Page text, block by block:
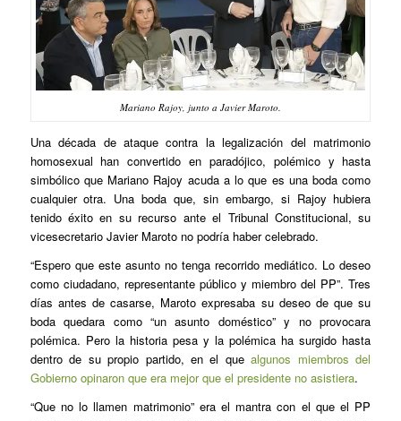
Mariano Rajoy, junto a Javier Maroto.
Una década de ataque contra la legalización del matrimonio
homosexual han convertido en paradójico, polémico y hasta
simbólico que Mariano Rajoy acuda a lo que es una boda como
cualquier otra. Una boda que, sin embargo, si Rajoy hubiera
tenido éxito en su recurso ante el Tribunal Constitucional, su
vicesecretario Javier Maroto no podría haber celebrado.
“Espero que este asunto no tenga recorrido mediático. Lo deseo
como ciudadano, representante público y miembro del PP”. Tres
días antes de casarse, Maroto expresaba su deseo de que su
boda quedara como “un asunto doméstico” y no provocara
polémica. Pero la historia pesa y la polémica ha surgido hasta
dentro de su propio partido, en el quealgunos miembros del
Gobierno opinaron que era mejor que el presidente no asistiera.
“Que no lo llamen matrimonio” era el mantra con el que el PP